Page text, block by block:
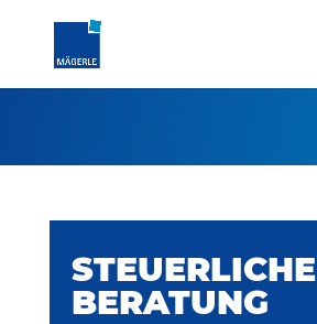
STEUERLICHE
BERATUNG